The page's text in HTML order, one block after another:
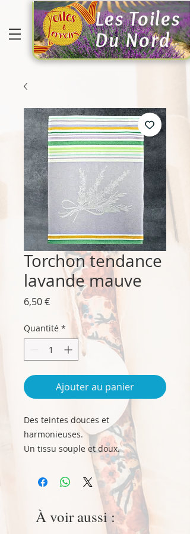
Les Toiles
Du Nord
Torchon tendance
lavande mauve
6,50 €Prix
Quantité *
Ajouter au panier
Des teintes douces et
harmonieuses.
Un tissu souple et doux.
Torchon jacquard 100% coton,
garantie de durabilité des dessins.
Taille 50 cm x 75 cm env.
Lavage 30°, pas de chlore,
repassage fer chaud.
À voir aussi :